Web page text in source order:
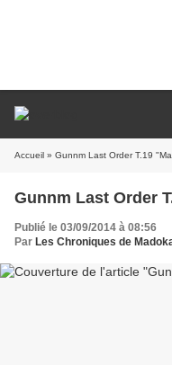
Accueil » Gunnm Last Order T.19
Gunnm Last Order
Publié le 03/09/2014 à 08:56
Par Les Chroniques de